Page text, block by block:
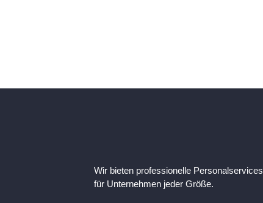
Wir bieten professionelle Personalservices
für Unternehmen jeder Größe.